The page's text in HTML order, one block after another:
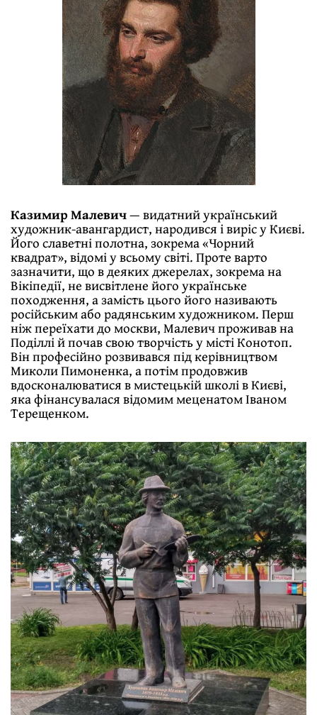
Казимир Малевич— видатний український
художник-авангардист, народився і виріс у Києві.
Його славетні полотна, зокрема «Чорний
квадрат», відомі у всьому світі. Проте варто
зазначити, що в деяких джерелах, зокрема на
Вікіпедії, не висвітлене його українське
походження, а замість цього його називають
російським або радянським художником. Перш
ніж переїхати до москви, Малевич проживав на
Поділлі й почав свою творчість у місті Конотоп.
Він професійно розвивався під керівництвом
Миколи Пимоненка, а потім продовжив
вдосконалюватися в мистецькій школі в Києві,
яка фінансувалася відомим меценатом Іваном
Терещенком.